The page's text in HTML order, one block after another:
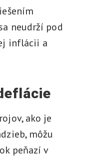
neudrží pod
inflácii a
ako je
môžu
peňazí v